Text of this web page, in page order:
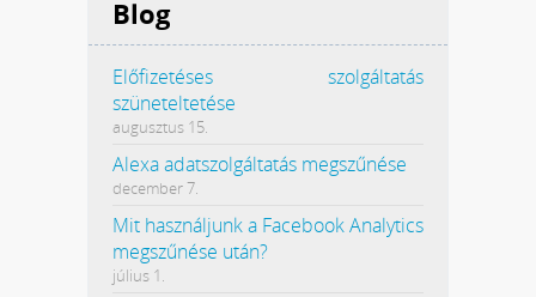
Blog
Előfizetéses szolgáltatás
szüneteltetése
augusztus 15.
Alexa adatszolgáltatás megszűnése
december 7.
Mit használjunk a Facebook Analytics
megszűnése után?
július 1.